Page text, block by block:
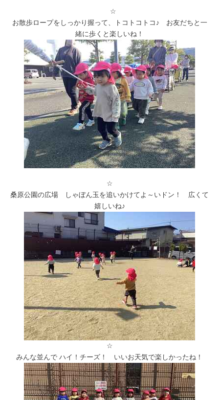
☆
お散歩ロープをしっかり握って、トコトコトコ♪ お友だちと一
緒に歩くと楽しいね！
☆
桑原公園の広場 しゃぼん玉を追いかけてよ～いドン！ 広くて
嬉しいね♪
☆
みんな並んで ハイ！チーズ！ いいお天気で楽しかったね！